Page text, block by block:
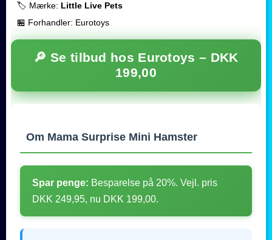
🏷️ Mærke: Little Live Pets
🏪 Forhandler: Eurotoys
🔎 Se tilbud hos Eurotoys – DKK
199,00
Om Mama Surprise Mini Hamster
Spar penge: Besparelse på 20%. Vejl. pris
DKK 249,95, nu DKK 199,00.